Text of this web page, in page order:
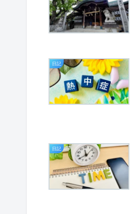
日記
日記